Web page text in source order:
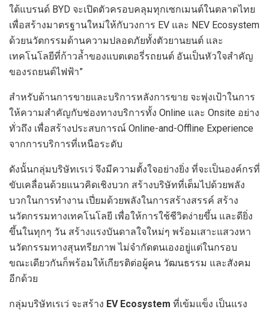
ใต้แบรนด์ BYD จะเปิดตัวครอบคลุมทุกเซกเมนต์ในตลาดไทย
เพื่อสร้างมาตรฐานใหม่ให้กับวงการ EV และ NEV Ecosystem
ด้วยนวัตกรรมด้านความปลอดภัยทั้งตัวยานยนต์ และ
เทคโนโลยีที่ก้าวล้ำของแบตเตอรี่รถยนต์ อันเป็นหัวใจสำคัญ
ของรถยนต์ไฟฟ้า”
สำหรับด้านการขายและบริการหลังการขาย จะพุ่งเป้าในการ
ให้ความสำคัญกับช่องทางบริการทั้ง Online และ Onsite อย่าง
ทั่วถึง เพื่อสร้างประสบการณ์ Online-and-Offline Experience
จากการบริการที่เหนือระดับ
ดังนั้นกลุ่มบริษัทเรเว่ จึงมีความตั้งใจอย่างยิ่ง ที่จะเป็นองค์กรที่
ขับเคลื่อนด้วยแนวคิดเชิงบวก สร้างบริษัทที่เต็มไปด้วยพลัง
บวกในการทำงาน เปี่ยมด้วยพลังในการสร้างสรรค์ สร้าง
นวัตกรรมทางเทคโนโลยี เพื่อให้การใช้ชีวิตง่ายขึ้น และดียิ่ง
ขึ้นในทุกๆ วัน สร้างแรงบันดาลใจใหม่ๆ พร้อมเสาะแสวงหา
นวัตกรรมทางสุนทรียภาพ ไม่จำกัดตนเองอยู่แต่ในกรอบ
ขณะเดียวกันก็พร้อมให้เกียรติต่อผู้คน วัฒนธรรม และสังคม
อีกด้วย
กลุ่มบริษัทเรเว่ จะสร้าง EV Ecosystem ที่เข้มแข็ง เป็นแรง